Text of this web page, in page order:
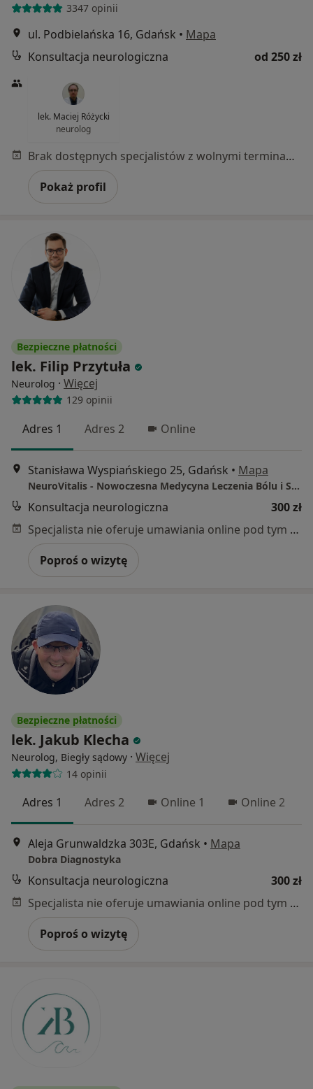
3347 opinii
ul. Podbielańska 16, Gdańsk • Mapa
Konsultacja neurologiczna
od 250 zł
lek. Maciej Różycki
neurolog
Brak dostępnych specjalistów z wolnymi terminami w tym centrum medycznym.
Pokaż profil
Bezpieczne płatności
lek. Filip Przytuła
Neurolog · Więcej
129 opinii
Adres 1 Adres 2 Online
Stanisława Wyspiańskiego 25, Gdańsk • Mapa
NeuroVitalis - Nowoczesna Medycyna Leczenia Bólu i Schorzeń Neurologicznych
Konsultacja neurologiczna
300 zł
Specjalista nie oferuje umawiania online pod tym adresem.
Poproś o wizytę
Bezpieczne płatności
lek. Jakub Klecha
Neurolog, Biegły sądowy · Więcej
14 opinii
Adres 1 Adres 2 Online 1 Online 2
Aleja Grunwaldzka 303E, Gdańsk • Mapa
Dobra Diagnostyka
Konsultacja neurologiczna
300 zł
Specjalista nie oferuje umawiania online pod tym adresem.
Poproś o wizytę